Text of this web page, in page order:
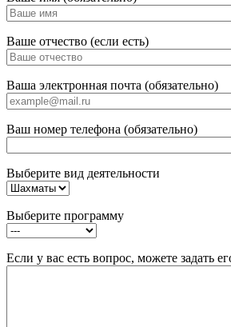
Ваше отчество (если есть)
Ваша электронная почта (обязательно)
Ваш номер телефона (обязательно)
Выберите вид деятельности
Выберите программу
Если у вас есть вопрос, можете задать